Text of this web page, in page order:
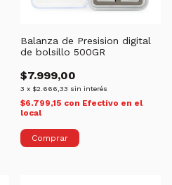
Balanza de Presision digital
de bolsillo 500GR
$7.999,00
3 x $2.666,33 sin interés
$6.799,15 con Efectivo en el
local